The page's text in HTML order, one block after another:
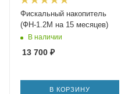
Фискальный накопитель
(ФН-1.2М на 15 месяцев)
В наличии
13 700 ₽
В КОРЗИНУ